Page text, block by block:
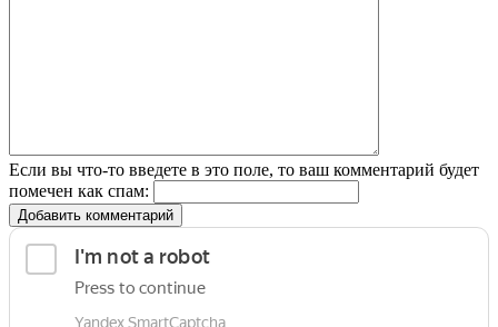
Если вы что-то введете в это поле, то ваш комментарий будет
помечен как спам:
Добавить комментарий